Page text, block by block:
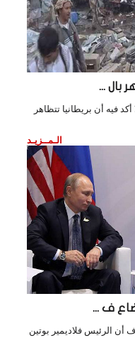
بال ...
فيه أن بريطانيا تتظاهر
الـمــزيـد
ف ...
أن الرئيس فلاديمير بوتين